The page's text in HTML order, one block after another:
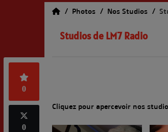
Photos Nos Studios
Studios de LM7 Radio
0
0
Cliquez pour apercevoir nos